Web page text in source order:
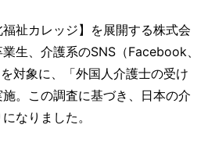
祉カレッジ】を展開する株式会
生、介護系のSNS（Facebook、
対象に、「外国人介護士の受け
。この調査に基づき、日本の介
なりました。